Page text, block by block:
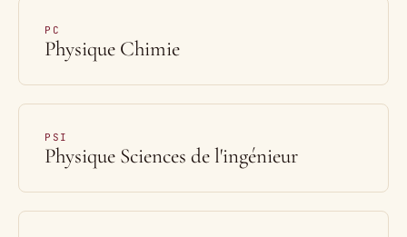
PC
Physique Chimie
PSI
Physique Sciences de l'ingénieur